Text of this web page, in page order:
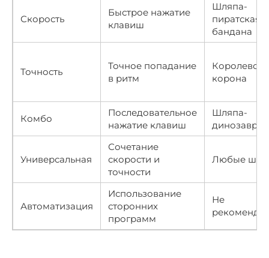
Скорость
Быстрое нажатие
клавиш
Шляпа-
пиратская
бандана
Точность
Точное попадание
в ритм
корона
Комбо
Последовательное
нажатие клавиш
Шляпа-
динозавр
Универсальная
Сочетание
скорости и
точности
Любые
Автоматизация
Использование
сторонних
программ
Не